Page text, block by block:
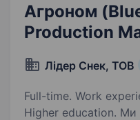
Агроном
Production
Лідер Снек, ТОВ
Full-time. Work
Higher education. Ми шукаємо молодого,